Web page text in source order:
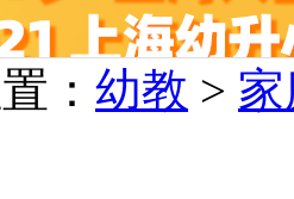
： 幼教 >